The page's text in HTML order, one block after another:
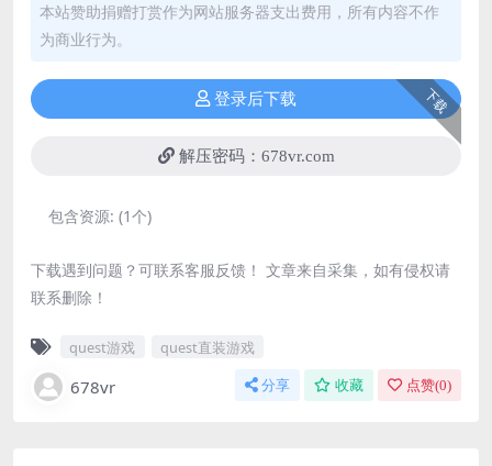
本站赞助捐赠打赏作为网站服务器支出费用，所有内容不作
为商业行为。
下载
登录后下载
解压密码：678vr.com
包含资源: (1个)
下载遇到问题？可联系客服反馈！ 文章来自采集，如有侵权请
联系删除！
quest游戏 quest直装游戏
678vr 分享 收藏 点赞(0)